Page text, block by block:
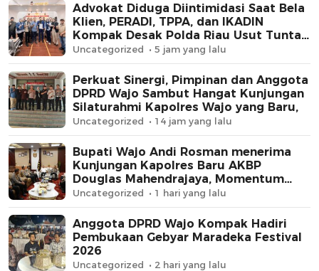
Advokat Diduga Diintimidasi Saat Bela
Klien, PERADI, TPPA, dan IKADIN
Kompak Desak Polda Riau Usut Tuntas
Dugaan Premanisme
Uncategorized 5 jam yang lalu
Perkuat Sinergi, Pimpinan dan Anggota
DPRD Wajo Sambut Hangat Kunjungan
Silaturahmi Kapolres Wajo yang Baru,
Uncategorized 14 jam yang lalu
Bupati Wajo Andi Rosman menerima
Kunjungan Kapolres Baru AKBP
Douglas Mahendrajaya, Momentum
Memperkuat Sinergi
Uncategorized 1 hari yang lalu
Anggota DPRD Wajo Kompak Hadiri
Pembukaan Gebyar Maradeka Festival
2026
Uncategorized 2 hari yang lalu